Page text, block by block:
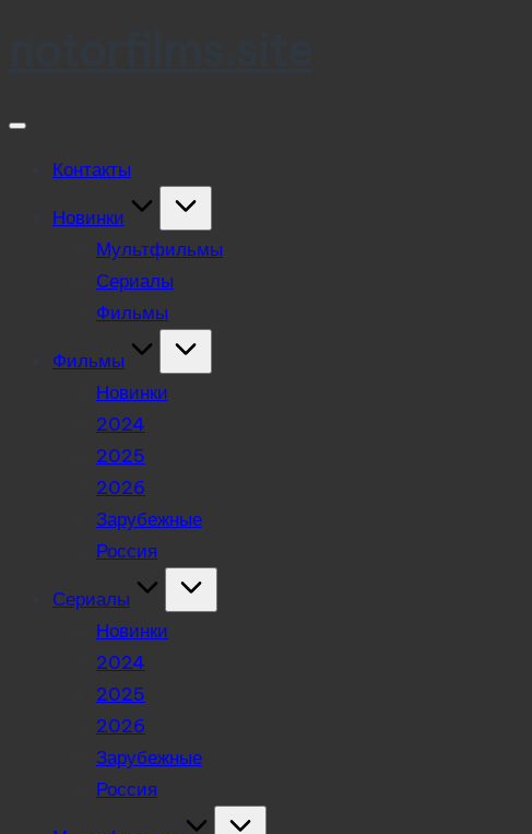
Контакты
Новинки
Мультфильмы
Сериалы
Фильмы
Фильмы
Новинки
2024
2025
2026
Зарубежные
Россия
Сериалы
Новинки
2024
2025
2026
Зарубежные
Россия